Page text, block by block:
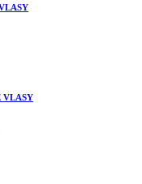
VLASY